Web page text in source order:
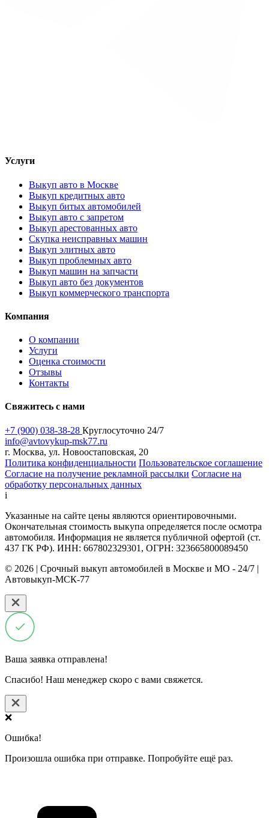
Услуги
Выкуп авто в Москве
Выкуп кредитных авто
Выкуп битых автомобилей
Выкуп авто с запретом
Выкуп арестованных авто
Скупка неисправных машин
Выкуп элитных авто
Выкуп проблемных авто
Выкуп машин на запчасти
Выкуп авто без документов
Выкуп коммерческого транспорта
Компания
О компании
Услуги
Оценка стоимости
Отзывы
Контакты
Свяжитесь с нами
+7 (900) 038-38-28 Круглосуточно 24/7
info@avtovykup-msk77.ru
г. Москва, ул. Новоостаповская, 20
Политика конфиденциальности Пользовательское соглашение
Согласие на получение рекламной рассылки Согласие на
обработку персональных данных
i
Указанные на сайте цены являются ориентировочными.
Окончательная стоимость выкупа определяется после осмотра
автомобиля. Информация не является публичной офертой (ст.
437 ГК РФ). ИНН: 667802329301, ОГРН: 323665800089450
© 2026 | Срочный выкуп автомобилей в Москве и МО - 24/7 |
Автовыкуп-МСК-77
Ваша заявка отправлена!
Спасибо! Наш менеджер скоро с вами свяжется.
❌
Ошибка!
Произошла ошибка при отправке. Попробуйте ещё раз.